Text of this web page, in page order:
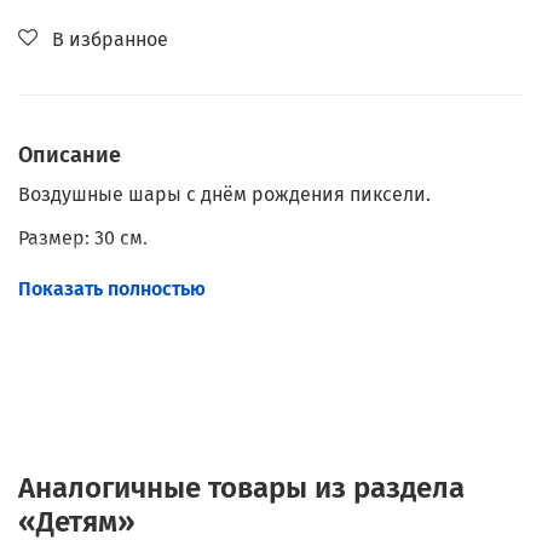
В избранное
Описание
Воздушные шары с днём рождения пиксели.
Размер: 30 см.
Наполнение: Гелий.
Показать полностью
Аналогичные товары из раздела
«Детям»